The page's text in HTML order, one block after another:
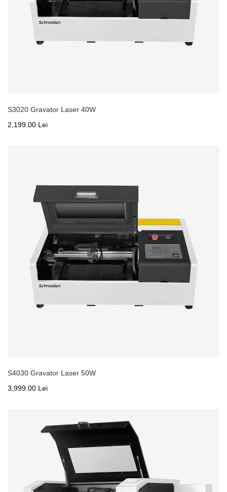
S3020 Gravator Laser 40W
2,199.00 Lei
S4030 Gravator Laser 50W
3,999.00 Lei